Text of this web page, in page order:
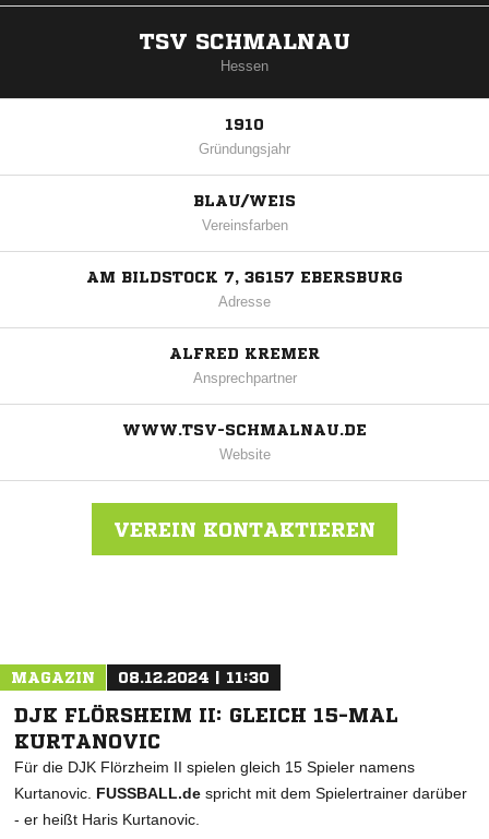
TSV SCHMALNAU
Hessen
1910
Gründungsjahr
BLAU/WEIS
Vereinsfarben
AM BILDSTOCK 7, 36157 EBERSBURG
Adresse
ALFRED KREMER
Ansprechpartner
WWW.TSV-SCHMALNAU.DE
Website
VEREIN KONTAKTIEREN
MAGAZIN 08.12.2024 | 11:30
DJK FLÖRSHEIM II: GLEICH 15-MAL
KURTANOVIC
Für die DJK Flörzheim II spielen gleich 15 Spieler namens
Kurtanovic. FUSSBALL.de spricht mit dem Spielertrainer darüber
- er heißt Haris Kurtanovic.